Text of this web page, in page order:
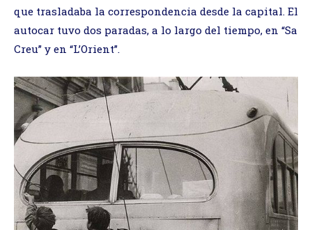
que trasladaba la correspondencia desde la capital. El
autocar tuvo dos paradas, a lo largo del tiempo, en “Sa
Creu” y en “L’Orient”.